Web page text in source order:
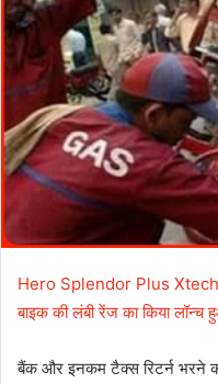
Hero Splendor Plus Xtech
बाइक की लंबी रेंज का किया लॉन्च
बैंक और इनकम टैक्स रिटर्न भरने